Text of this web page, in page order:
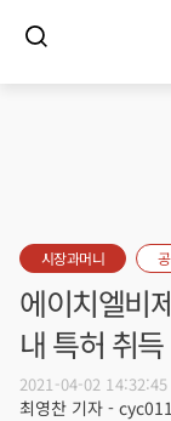
시장과머니
에이치엘비
내 특허 취득
2021-04-02 14:32:45
최영찬 기자 -